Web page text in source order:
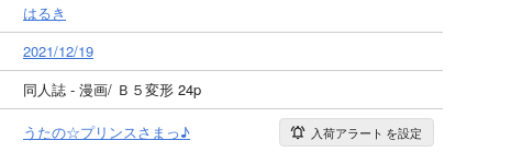
はるき
2021/12/19
同人誌 - 漫画/ Ｂ５変形 24p
うたの☆プリンスさまっ♪ 入荷アラート を設定